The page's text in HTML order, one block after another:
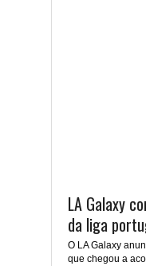
LA Galaxy
da liga
O LA Galaxy
que chegou a